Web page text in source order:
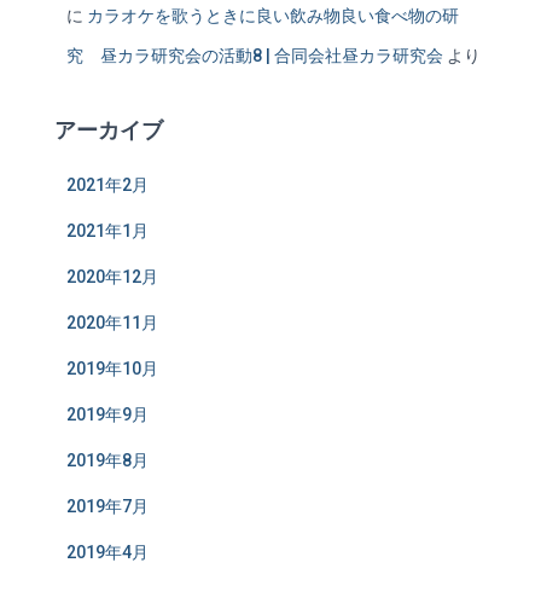
に カラオケを歌うときに良い飲み物良い食べ物の研
究 昼カラ研究会の活動8 | 合同会社昼カラ研究会 より
アーカイブ
2021年2月
2021年1月
2020年12月
2020年11月
2019年10月
2019年9月
2019年8月
2019年7月
2019年4月